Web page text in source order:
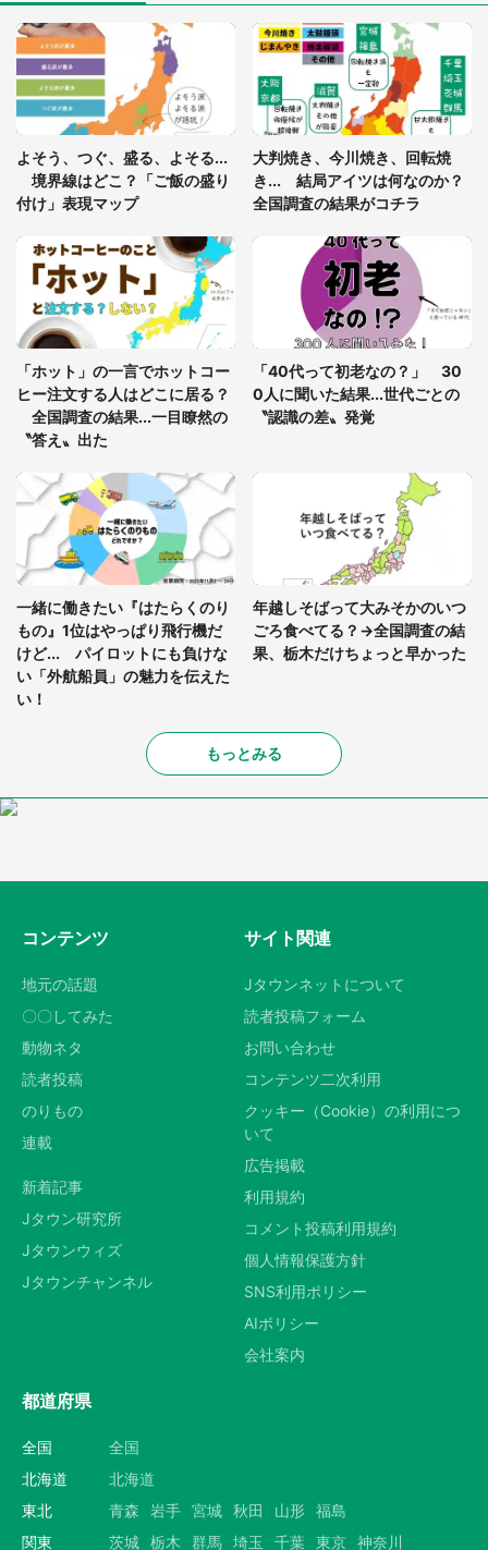
「閉所恐怖症の私は新幹線で大パニック。隣席の青
年に『手を繋いで』とお願いしたら...」 体験談に
8万人感動
グっちゃってた〝野生の野菜〟に6.5万人戦慄
「○○がない街に住んでいます」住人の呟きに30万
人驚がく 何が存在しないか、あなたはわかる？
「修学旅行に途中参加する娘を送って行ったら、真
っ暗な道で遭難状態。なんとか見つけた民家に助け
を求めると、住人の男性が...」
よそう、つぐ、盛る、よそる...
境界線はどこ？「ご飯の盛り
付け」表現マップ
大判焼き、今川焼き、回転焼
き... 結局アイツは何なのか？
全国調査の結果がコチラ
「ホット」の一言でホットコー
ヒー注文する人はどこに居る？
全国調査の結果...一目瞭然の
〝答え〟出た
「40代って初老なの？」 30
0人に聞いた結果...世代ごとの
〝認識の差〟発覚
一緒に働きたい『はたらくのり
もの』1位はやっぱり飛行機だ
けど... パイロットにも負けな
い「外航船員」の魅力を伝えた
い！
年越しそばって大みそかのいつ
ごろ食べてる？→全国調査の結
果、栃木だけちょっと早かった
もっとみる
コンテンツ
地元の話題
〇〇してみた
動物ネタ
読者投稿
のりもの
連載
新着記事
Jタウン研究所
Jタウンウィズ
Jタウンチャンネル
サイト関連
Jタウンネットについて
読者投稿フォーム
お問い合わせ
コンテンツ二次利用
クッキー（Cookie）の利用につ
いて
広告掲載
利用規約
コメント投稿利用規約
個人情報保護方針
SNS利用ポリシー
AIポリシー
会社案内
都道府県
全国
全国
北海道
北海道
東北
青森 岩手 宮城 秋田 山形 福島
関東
茨城 栃木 群馬 埼玉 千葉 東京 神奈川